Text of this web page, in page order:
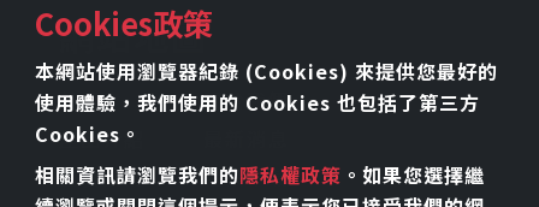
Cookies政策
本網站使用瀏覽器紀錄 (Cookies) 來提供您最好的
使用體驗，我們使用的 Cookies 也包括了第三方
Cookies。
相關資訊請瀏覽我們的隱私權政策 。如果您選擇繼
網站地圖
首頁
關於我們
產品介紹
工藝技術
檔案下載